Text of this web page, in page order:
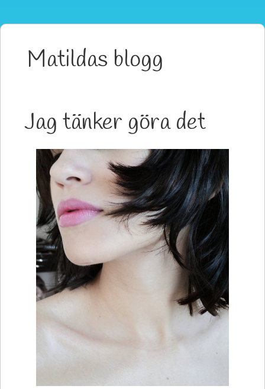
Matildas blogg
Jag tänker göra det